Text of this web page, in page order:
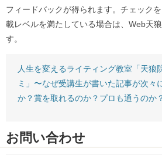
フィードバックが得られます。チェック
載レベルを満たしている場合は、Web天
す。
人生を変えるライティング教室「天狼
ミ」〜なぜ受講生が書いた記事が次々
か？賞を取れるのか？プロも通うのか
お問い合わせ